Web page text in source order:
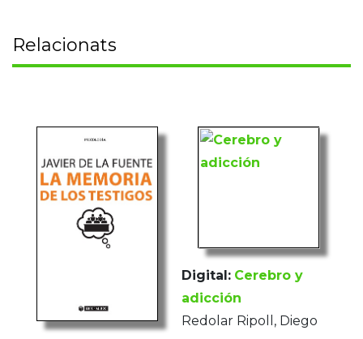
Relacionats
Digital: Cerebro y
adicción
Redolar Ripoll, Diego